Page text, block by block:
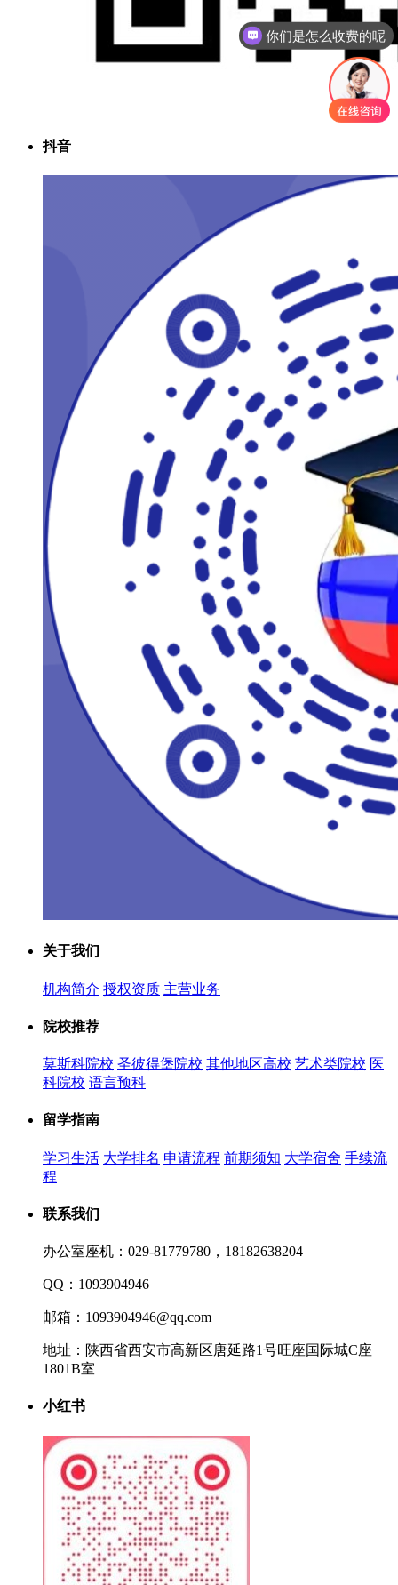
抖音
关于我们
机构简介 授权资质 主营业务
院校推荐
莫斯科院校 圣彼得堡院校 其他地区高校 艺术类院校 医
科院校 语言预科
留学指南
学习生活 大学排名 申请流程 前期须知 大学宿舍 手续流
程
联系我们
办公室座机：029-81779780，18182638204
QQ：1093904946
邮箱：1093904946@qq.com
地址：陕西省西安市高新区唐延路1号旺座国际城C座
1801B室
小红书
你们是怎么收费的呢